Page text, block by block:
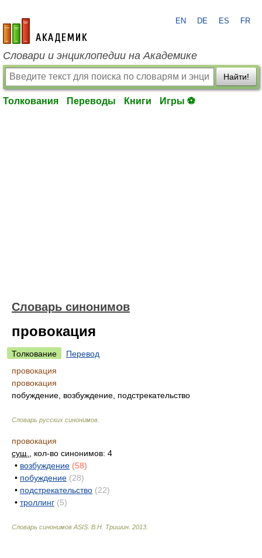
academic.ru
EN DE ES FR
Словари и энциклопедии на Академике
Найти!
Толкования Переводы Книги Игры ⚽
Словарь синонимов
провокация
Толкование
Перевод
провокация
провокация
побуждение, возбуждение, подстрекательство
Словарь русских синонимов
провокация
сущ.
, кол-во синонимов: 4
• возбуждение (58)
• побуждение (28)
• подстрекательство (22)
• троллинг (5)
Словарь синонимов ASIS. В.Н. Тришин 2013